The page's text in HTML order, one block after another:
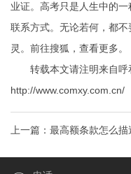
业证。高考只是人生中的
联系方式。无论若何，都不
灵。前往搜狐，查看更多。
转载本文请注明来自呼
http://www.comxy.com.cn/
上一篇： 最高额条款怎么描
银行最有利